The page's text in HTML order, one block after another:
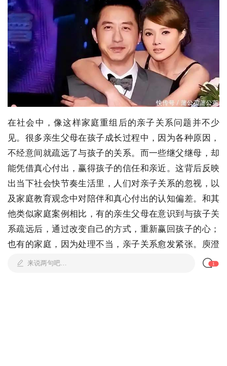
在社会中，像这样家庭重组后的亲子关系问题并不少
见。很多亲生父母在孩子成长过程中，因为各种原因，
不经意间就疏远了与孩子的关系。而一些继父继母，却
能凭借真心付出，赢得孩子的信任和亲近。这背后反映
出当下社会快节奏生活里，人们对亲子关系的忽视，以
及家庭教育观念中对陪伴和真心付出的认知偏差。和其
他类似家庭案例相比，有的亲生父母在意识到与孩子关
系疏远后，通过改变自己的方式，重新赢回孩子的心；
也有的家庭，因为处理不当，亲子关系愈发紧张。庾澄
庆这件事，给所有父母都提了个醒，不管是亲生还是继
来说两句吧… 1